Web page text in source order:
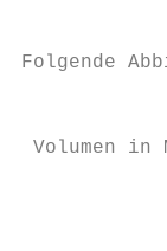
Folgende
Volumen in